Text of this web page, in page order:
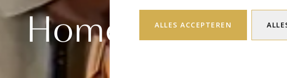
Home to the
ALLES ACCEPTEREN